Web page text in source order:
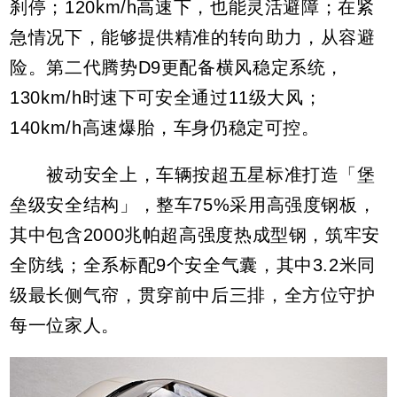
刹停；120km/h高速下，也能灵活避障；在紧
急情况下，能够提供精准的转向助力，从容避
险。第二代腾势D9更配备横风稳定系统，
130km/h时速下可安全通过11级大风；
140km/h高速爆胎，车身仍稳定可控。
被动安全上，车辆按超五星标准打造「堡
垒级安全结构」，整车75%采用高强度钢板，
其中包含2000兆帕超高强度热成型钢，筑牢安
全防线；全系标配9个安全气囊，其中3.2米同
级最长侧气帘，贯穿前中后三排，全方位守护
每一位家人。